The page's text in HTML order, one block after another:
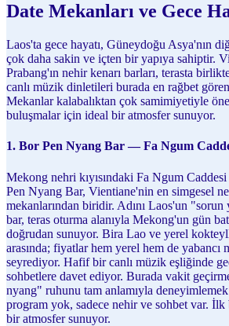
Date Mekanları ve Gece
Laos'ta gece hayatı, Güneydoğu Asya'nın
çok daha sakin ve içten bir yapıya sahiptir.
Prabang'ın nehir kenarı barları, terasta
canlı müzik dinletileri burada en rağbet
Mekanlar kalabalıktan çok samimiyetiyle
buluşmalar için ideal bir atmosfer sunuyor.
1. Bor Pen Nyang Bar — Fa Ngum
Mekong nehri kıyısındaki Fa Ngum
Pen Nyang Bar, Vientiane'nin en simgesel
mekanlarından biridir. Adını Laos'un
bar, teras oturma alanıyla Mekong'un gün
doğrudan sunuyor. Bira Lao ve yerel
arasında; fiyatlar hem yerel hem de
seyrediyor. Hafif bir canlı müzik eşliğinde
sohbetlere davet ediyor. Burada vakit
nyang" ruhunu tam anlamıyla
program yok, sadece nehir ve sohbet var.
bir atmosfer sunuyor.